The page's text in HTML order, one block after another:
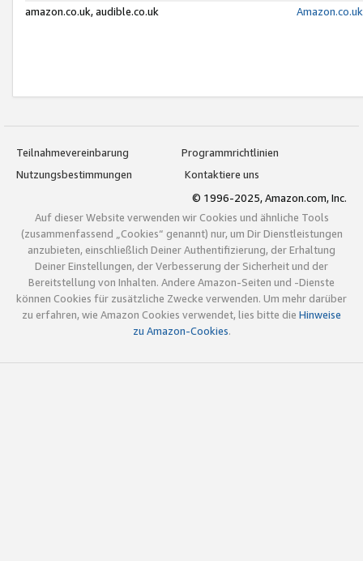
amazon.co.uk, audible.co.uk
Teilnahmevereinbarung
Programmrichtlinien
Nutzungsbestimmungen
Kontaktiere uns
© 1996-2025, Amazon.com, Inc.
Auf dieser Website verwenden wir Cookies und ähnliche Tools
(zusammenfassend „Cookies“ genannt) nur, um Dir Dienstleistungen
anzubieten, einschließlich Deiner Authentifizierung, der Erhaltung
Deiner Einstellungen, der Verbesserung der Sicherheit und der
Bereitstellung von Inhalten. Andere Amazon-Seiten und -Dienste
können Cookies für zusätzliche Zwecke verwenden. Um mehr darüber
zu erfahren, wie Amazon Cookies verwendet, lies bitte die Hinweise
zu Amazon-Cookies.